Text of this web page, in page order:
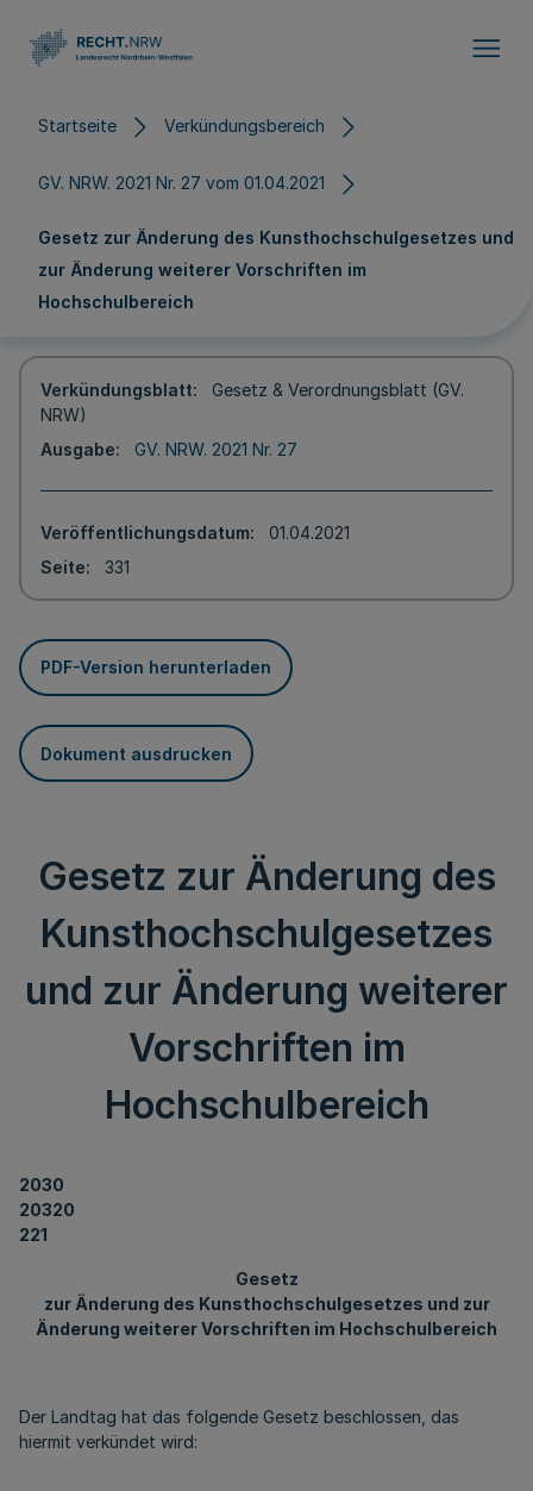
Startseite Verkündungsbereich
GV. NRW. 2021 Nr. 27 vom 01.04.2021
Gesetz zur Änderung des Kunsthochschulgesetzes und
zur Änderung weiterer Vorschriften im
Hochschulbereich
Verkündungsblatt
Gesetz & Verordnungsblatt (GV.
NRW)
Ausgabe
GV. NRW. 2021 Nr. 27
Veröffentlichungsdatum
01.04.2021
Seite
331
PDF-Version herunterladen
Dokument ausdrucken
Gesetz zur Änderung des
Kunsthochschulgesetzes
und zur Änderung weiterer
Vorschriften im
Hochschulbereich
2030
20320
221
Gesetz
zur Änderung des Kunsthochschulgesetzes und zur
Änderung weiterer Vorschriften im Hochschulbereich
Der Landtag hat das folgende Gesetz beschlossen, das
hiermit verkündet wird: